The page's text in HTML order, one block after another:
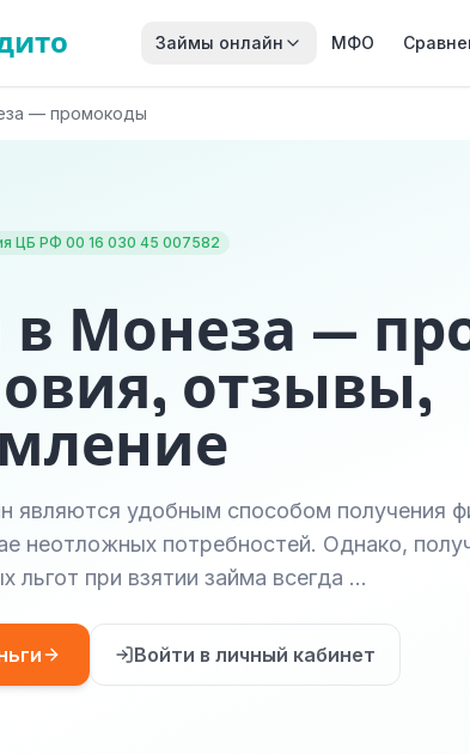
Займы онлайн МФО
— промокоды
ЦБ РФ 00 16 030 45 007582
Монеза —
отзывы,
являются удобным способом получения
неотложных потребностей. Однако,
льгот при взятии займа всегда …
Войти в личный кабинет